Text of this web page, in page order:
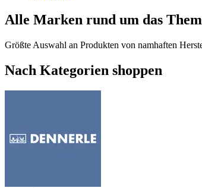
Alle Marken rund um das
Größte Auswahl an Produkten von namhaften
Nach Kategorien shoppen